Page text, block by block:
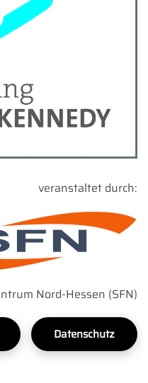
veranstaltet durch:
Nord-Hessen (SFN)
Datenschutz